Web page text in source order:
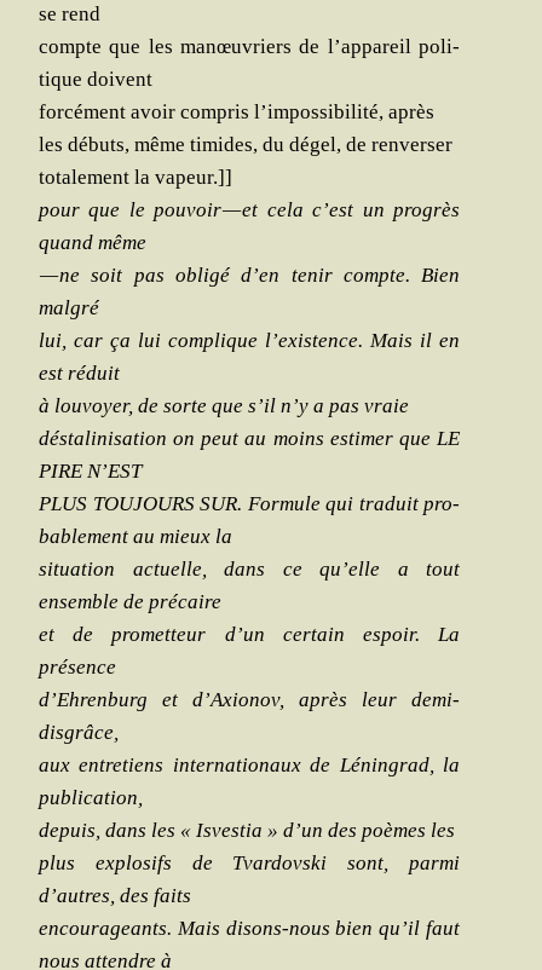
se rend
compte que les manœu­vriers de l’appareil poli­
tique doivent
for­cé­ment avoir com­pris l’impossibilité, après
les débuts, même timides, du dégel, de renverser
tota­le­ment la vapeur.]]
pour que le pou­voir — et cela c’est un pro­grès
quand même
— ne soit pas obli­gé d’en tenir compte. Bien
malgré
lui, car ça lui com­plique l’existence. Mais il en
est réduit
à lou­voyer, de sorte que s’il n’y a pas vraie
désta­li­ni­sa­tion on peut au moins esti­mer que LE
PIRE N’EST
PLUS TOUJOURS SUR. For­mule qui tra­duit pro­
ba­ble­ment au mieux la
situa­tion actuelle, dans ce qu’elle a tout
ensemble de précaire
et de pro­met­teur d’un cer­tain espoir. La
présence
d’Ehrenburg et d’Axionov, après leur demi-
disgrâce,
aux entre­tiens inter­na­tio­naux de Lénin­grad, la
publication,
depuis, dans les « Isves­tia » d’un des poèmes les
plus explo­sifs de Tvar­dovs­ki sont, par­mi
d’autres, des faits
encou­ra­geants. Mais disons-nous bien qu’il faut
nous attendre à